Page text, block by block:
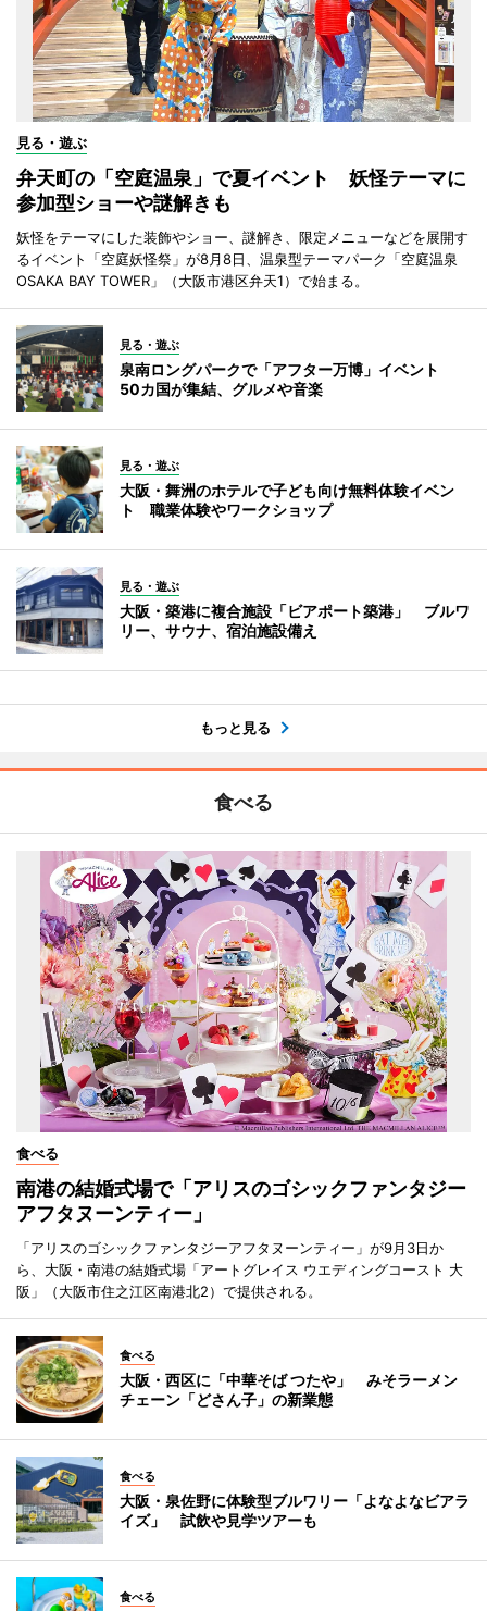
見る・遊ぶ
弁天町の「空庭温泉」で夏イベント 妖怪テーマに
参加型ショーや謎解きも
妖怪をテーマにした装飾やショー、謎解き、限定メニューなどを展開す
るイベント「空庭妖怪祭」が8月8日、温泉型テーマパーク「空庭温泉
OSAKA BAY TOWER」（大阪市港区弁天1）で始まる。
見る・遊ぶ
泉南ロングパークで「アフター万博」イベント
50カ国が集結、グルメや音楽
見る・遊ぶ
大阪・舞洲のホテルで子ども向け無料体験イベン
ト 職業体験やワークショップ
見る・遊ぶ
大阪・築港に複合施設「ビアポート築港」 ブルワ
リー、サウナ、宿泊施設備え
もっと見る
食べる
食べる
南港の結婚式場で「アリスのゴシックファンタジー
アフタヌーンティー」
「アリスのゴシックファンタジーアフタヌーンティー」が9月3日か
ら、大阪・南港の結婚式場「アートグレイス ウエディングコースト 大
阪」（大阪市住之江区南港北2）で提供される。
食べる
大阪・西区に「中華そば つたや」 みそラーメン
チェーン「どさん子」の新業態
食べる
大阪・泉佐野に体験型ブルワリー「よなよなビアラ
イズ」 試飲や見学ツアーも
食べる